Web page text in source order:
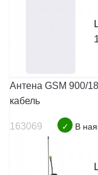
Антена GSM 900/
кабель
163069 ✓ В